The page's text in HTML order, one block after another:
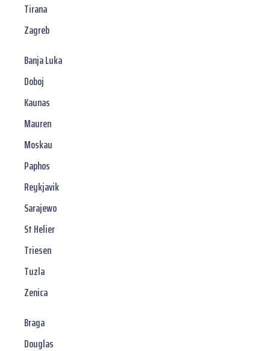
Tirana
Zagreb
Banja Luka
Doboj
Kaunas
Mauren
Moskau
Paphos
Reykjavik
Sarajewo
St Helier
Triesen
Tuzla
Zenica
Braga
Douglas